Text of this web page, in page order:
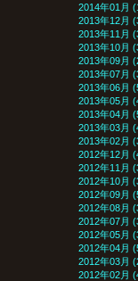
2014年01月
2013年12月
2013年11月
2013年10月
2013年09月
2013年07月
2013年06月
2013年05月
2013年04月
2013年03月
2013年02月
2012年12月
2012年11月
2012年10月
2012年09月
2012年08月
2012年07月
2012年05月
2012年04月
2012年03月
2012年02月